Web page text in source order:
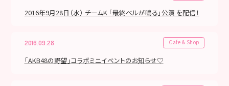
2016年9月28日（水） チームK 「最終ベルが鳴る」公演 を配信！
2016.09.28 Cafe & Shop
「AKB48の野望」コラボミニイベントのお知らせ♡